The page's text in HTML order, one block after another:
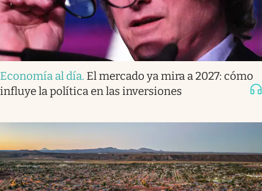
Economía al día. El mercado ya mira a 2027: cómo
influye la política en las inversiones